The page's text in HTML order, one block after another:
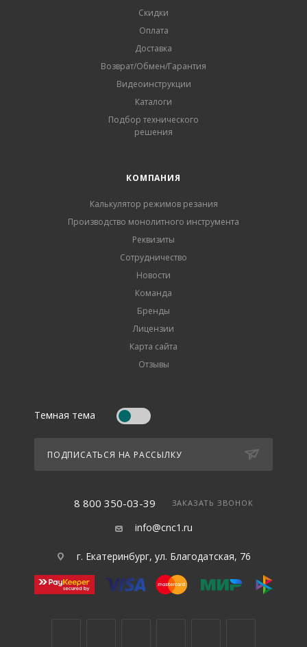
Скидки
Оплата
Доставка
Возврат/Обмен/Гарантия
Видеоинструкции
Каталоги
Подбор технического
решения
КОМПАНИЯ
Калькулятор режимов резания
Производство монолитного инструмента
Реквизиты
Сотрудничество
Новости
Команда
Бренды
Лицензии
Карта сайта
Отзывы
Темная тема
ПОДПИСАТЬСЯ НА РАССЫЛКУ
8 800 350-03-39 ЗАКАЗАТЬ ЗВОНОК
info@cnc1.ru
г. Екатеринбург, ул. Благодатская, 76